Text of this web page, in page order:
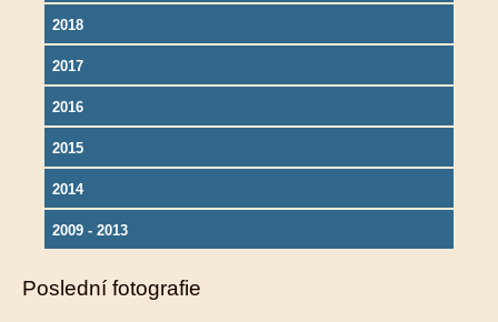
2018
2017
2016
2015
2014
2009 - 2013
Poslední fotografie